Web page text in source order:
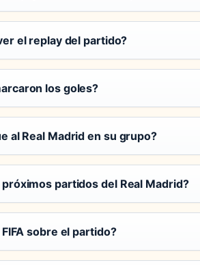
el replay del partido?
los goles?
al Real Madrid en su grupo?
partidos del Real Madrid?
sobre el partido?